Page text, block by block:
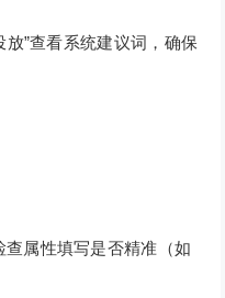
”查看系统建议词，确保
属性填写是否精准（如